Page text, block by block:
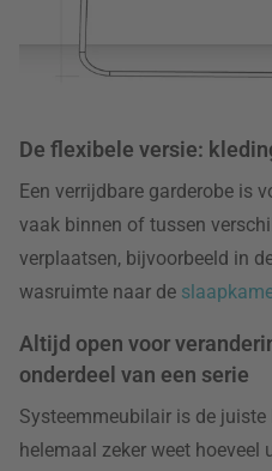
De flexibele versie:
Een verrijdbare garderobe is
vaak binnen of tussen
verplaatsen, bijvoorbeeld in
wasruimte naar de
Altijd open voor
onderdeel van een serie
Systeemmeubilair is de
helemaal zeker weet